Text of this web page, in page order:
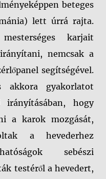
beteges
lett úrrá rajta.
karjait
nemcsak a
segítségével.
akkora gyakorlatot
hogy
a karok mozgását,
a hevederhez
sebészi
testéről a hevedert,